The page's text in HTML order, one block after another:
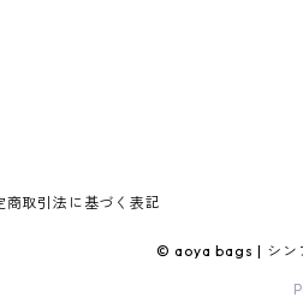
商取引法に基づく表記
© aoya bags | シン